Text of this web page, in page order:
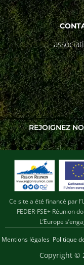
REJOIGNEZ
Ce site a été financé par
FEDER-FSE+ Réunion
L’Europe
Mentions légales Politique
Copyright ©